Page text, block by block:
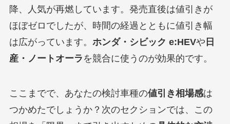
降、人気が再燃しています。発売直後は値引きが
ほぼゼロでしたが、時間の経過とともに値引き幅
は広がっています。 ホンダ・シビック e:HEVや 日
産・ノートオーラ を競合に使うのが効果的です。
ここまでで、あなたの検討車種の値引き相場感は
つかめたでしょうか？次のセクションでは、この